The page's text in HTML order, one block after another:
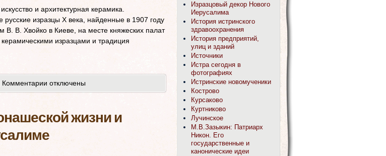
и архитектурная керамика.
изразцы X века, найденные в 1907 году
В. В. Хвойко в Киеве, на месте княжеских палат
изразцами и традиция
Комментарии отключены
жизни и
Изразцовый декор Нового
Иерусалима
История истринского
здравоохранения
История предприятий,
улиц и зданий
Источники
Истра сегодня в
фотографиях
Истринские новомученики
Кострово
Курсаково
Куртниково
Лучинское
М.В.Зазыкин: Патриарх
Никон. Его
государственные и
канонические идеи